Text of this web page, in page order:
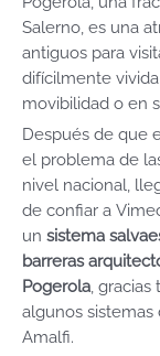
Salerno, es una
antiguos para
difícilmente
movibilidad o en
Después de que
el problema de
nivel nacional,
de confiar a
un sistema
barreras
Pogerola ,
algunos
Amalfi.